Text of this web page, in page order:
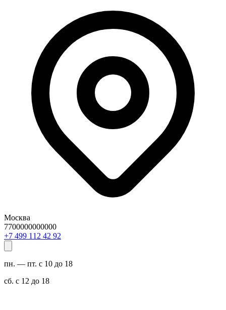
Москва
7700000000000
29 24 211 994 7+
пн. — пт. с 10 до 18
сб. с 12 до 18